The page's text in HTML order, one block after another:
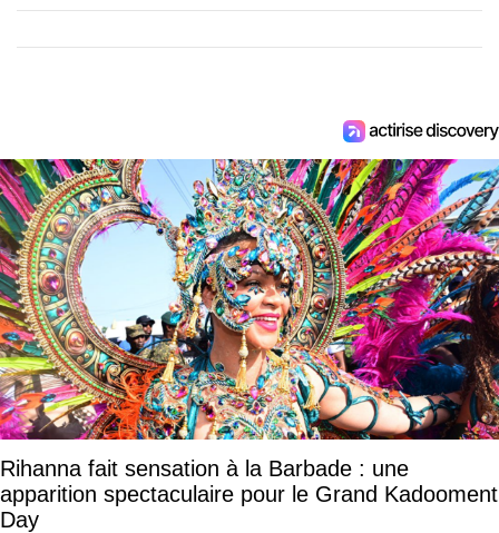
Rihanna fait sensation à la Barbade : une
apparition spectaculaire pour le Grand Kadooment
Day